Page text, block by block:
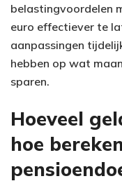
belastingvoordelen
euro effectiever te
aanpassingen
hebben op wat
sparen.
Hoeveel
hoe